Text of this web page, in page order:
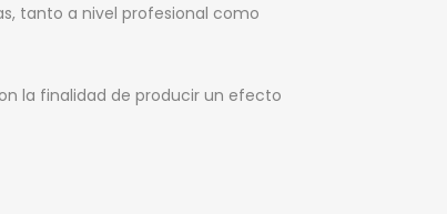
tanto a nivel profesional como
la finalidad de producir un efecto